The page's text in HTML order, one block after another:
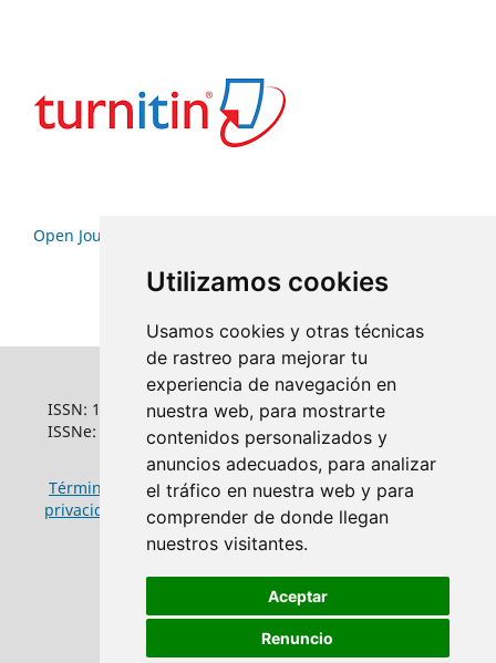
Utilizamos cookies
Usamos cookies y otras técnicas
de rastreo para mejorar tu
experiencia de navegación en
nuestra web, para mostrarte
contenidos personalizados y
anuncios adecuados, para analizar
el tráfico en nuestra web y para
comprender de donde llegan
nuestros visitantes.
Aceptar
Renuncio
Open Journal Systems
ISSN: 1022-6508
ISSNe: 1681-5653
Términos y condiciones de uso|Política de
privacidad
Política de cookies